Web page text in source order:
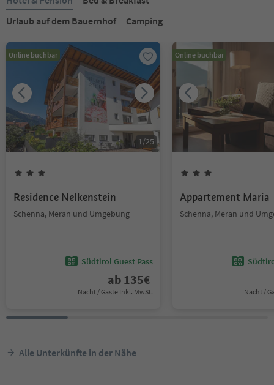
Urlaub auf dem Bauernhof
Camping
Online buchbar
1/25
Residence Nelkenstein
Schenna, Meran und Umgebung
Südtirol Guest Pass
ab 135€
Nacht / Gäste Inkl. MwSt.
Online buchbar
Appartement Maria
Schenna, Meran und
Nacht /
Alle Unterkünfte in der Nähe